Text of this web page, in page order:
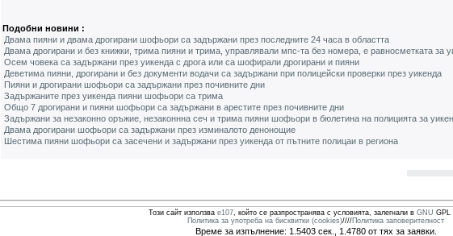
Подобни новини :
Двама пияни и двама дрогирани шофьори са задържани през последните 24 часа в областта
Двама дрогирани и без книжки, трима пияни и трима, управлявали мпс-та без номера, е равносметката за
Осем човека са задържани през уикенда с дрога или са шофирали дрогирани и пияни
Деветима пияни, дрогирани и без документи водачи са задържани при полицейски проверки през уикенда
Пияни и дрогирани шофьори са задържани през почивните дни
Задържаните през уикенда пияни шофьори са трима
Общо 7 дрогирани и пияни шофьори са задържани в арестите през почивните дни
Задържани за незаконно оръжие, незаконнна сеч и трима пияни шофьори в бюлетина на полицията за
Двама дрогирани шофьори са задържани през изминалото денонощие
Шестима пияни шофьори са засечени и задържани през уикенда от пътните полицаи в региона
Този сайт използва e107, който се разпространява с условията, залегнали в GNU GPL
Политика за употреба на бисквитки (cookies)////Политика заповерителност
Време за изпълнение: 1.5403 сек., 1.4780 от тях за заявки.